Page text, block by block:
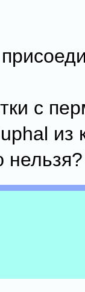
с
из
нельзя?